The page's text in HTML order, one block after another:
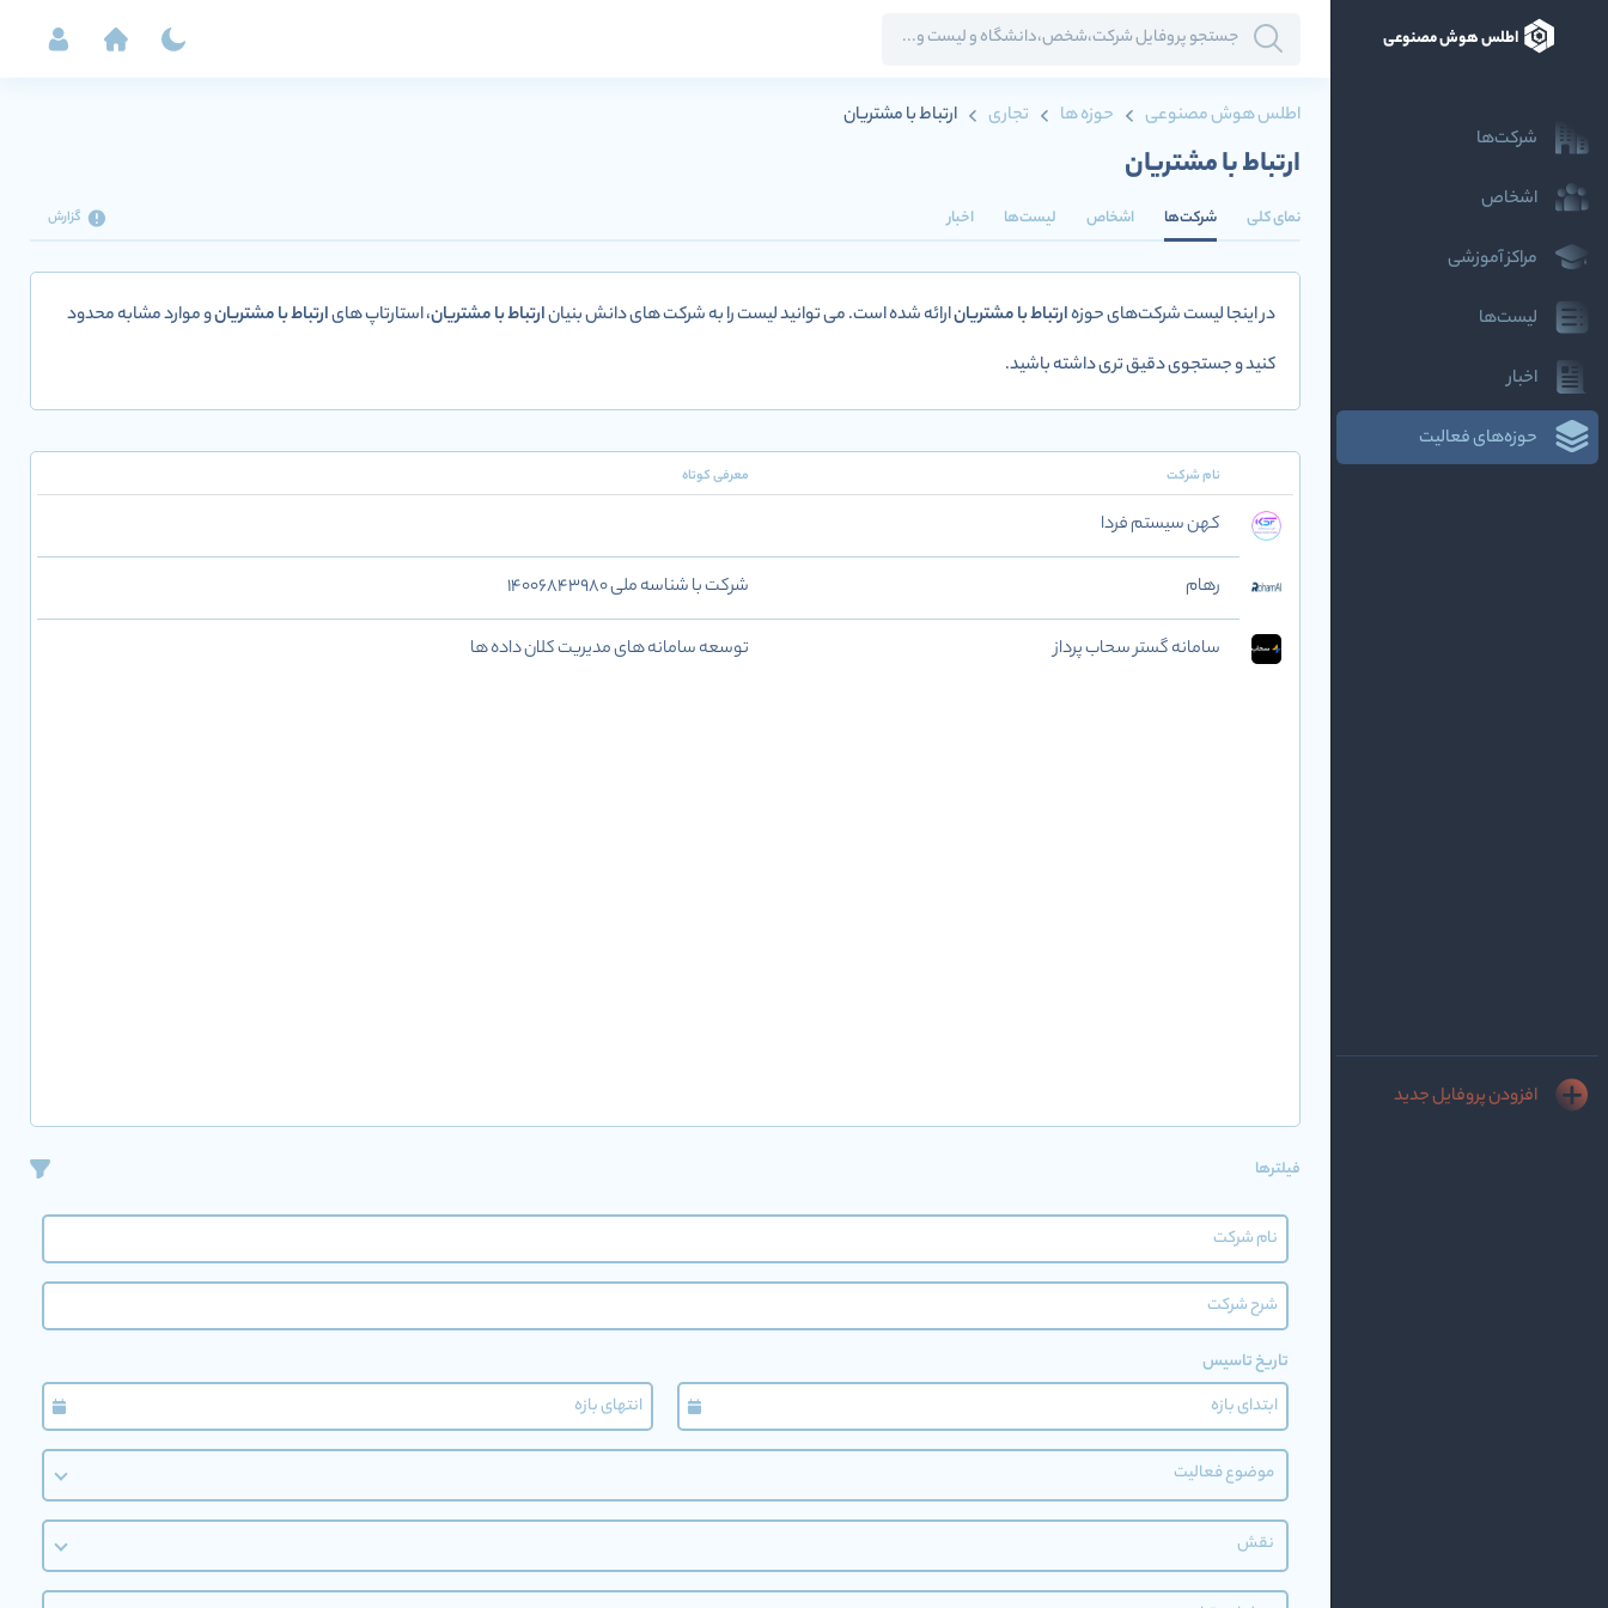
اطلس هوش مصنوعی
شرکت‌ها
اشخاص
مراکز آموزشی
لیست‌ها
اخبار
حوزه‌های فعالیت
افزودن پروفایل جدید
اطلس هوش مصنوعی حوزه ها تجاری ارتباط با مشتریان
ارتباط با مشتریان
نمای کلی شرکت‌ها اشخاص لیست‌ها اخبار گزارش
در اینجا لیست شرکت‌های حوزهارتباط با مشتریانارائه شده است. می توانید لیست را به شرکت های دانش بنیانارتباط با مشتریان، استارتاپ هایارتباط با مشتریانو موارد مشابه محدود
کنید و جستجوی دقیق تری داشته باشید.
نام شرکت معرفی کوتاه
کهن سیستم فردا
رهام شرکت با شناسه ملی 14006843980
سامانه گستر سحاب پرداز توسعه سامانه های مدیریت کلان داده ها
فیلترها
تاریخ تاسیس
موضوع فعالیت
نقش